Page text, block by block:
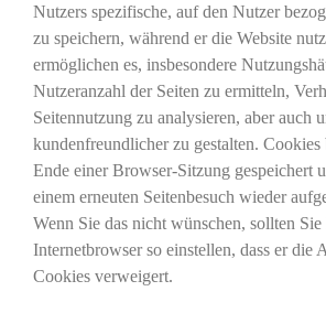
Nutzers spezifische, auf den Nutzer
zu speichern, während er die Website
ermöglichen es, insbesondere
Nutzeranzahl der Seiten zu ermitteln,
Seitennutzung zu analysieren, aber auch
kundenfreundlicher zu gestalten. Cookies
Ende einer Browser-Sitzung gespeichert
einem erneuten Seitenbesuch wieder
Wenn Sie das nicht wünschen, sollten Sie
Internetbrowser so einstellen, dass er die
Cookies verweigert.